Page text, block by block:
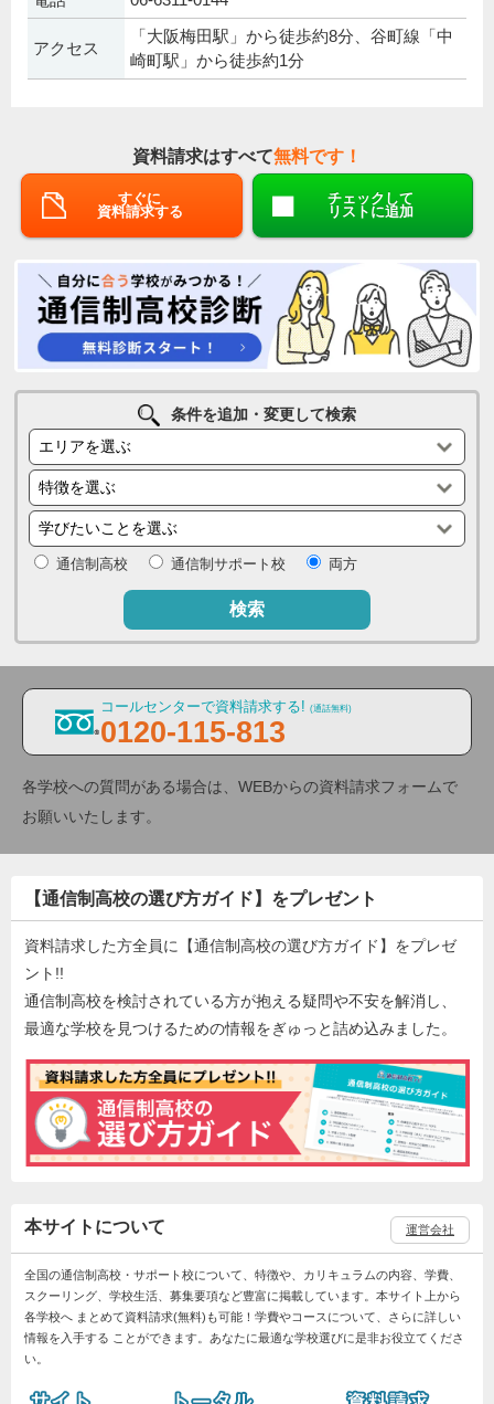
アクセス
「大阪梅田駅」から徒歩約8分、谷町線「中
崎町駅」から徒歩約1分
資料請求はすべて無料です！
すぐに
資料請求する
チェックして
リストに追加
条件を追加・変更して検索
通信制高校 通信制サポート校 両方
検索
コールセンターで資料請求する! (通話無料)
0120-115-813
各学校への質問がある場合は、WEBからの資料請求フォームで
お願いいたします。
【通信制高校の選び方ガイド】をプレゼント
資料請求した方全員に【通信制高校の選び方ガイド】をプレゼ
ント!!
通信制高校を検討されている方が抱える疑問や不安を解消し、
最適な学校を見つけるための情報をぎゅっと詰め込みました。
本サイトについて 運営会社
全国の通信制高校・サポート校について、特徴や、カリキュラムの内容、学費、
スクーリング、学校生活、募集要項など豊富に掲載しています。本サイト上から
各学校へ まとめて資料請求(無料)も可能！学費やコースについて、さらに詳しい
情報を入手する ことができます。あなたに最適な学校選びに是非お役立てくださ
い。